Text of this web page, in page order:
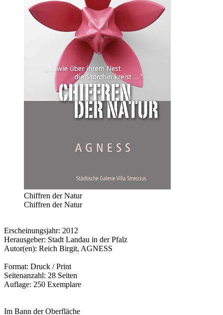
Chiffren der Natur
Chiffren der Natur
Erscheinungsjahr: 2012
Herausgeber: Stadt Landau in der Pfalz
Autor(en): Reich Birgit, AGNESS
Format: Druck / Print
Seitenanzahl: 28 Seiten
Auflage: 250 Exemplare
Im Bann der Oberfläche